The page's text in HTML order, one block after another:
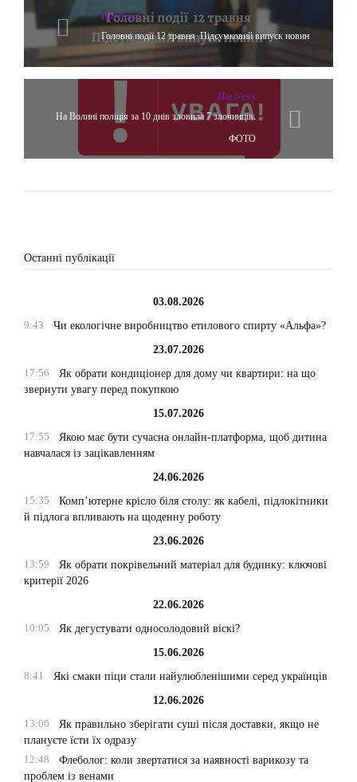
Hot News
Головні події 12 травня. Підсумковий випуск новин
Hot News
На Волині поліція за 10 днів зловила 7 злочинців.
ФОТО
Останні публікації
03.08.2026
9:43
Чи екологічне виробництво етилового спирту «Альфа»?
23.07.2026
17:56
Як обрати кондиціонер для дому чи квартири: на що
звернути увагу перед покупкою
15.07.2026
17:55
Якою має бути сучасна онлайн-платформа, щоб дитина
навчалася із зацікавленням
24.06.2026
15:35
Комп’ютерне крісло біля столу: як кабелі, підлокітники
й підлога впливають на щоденну роботу
23.06.2026
13:59
Як обрати покрівельний матеріал для будинку: ключові
критерії 2026
22.06.2026
10:05
Як дегустувати односолодовий віскі?
15.06.2026
8:41
Які смаки піци стали найулюбленішими серед українців
12.06.2026
13:00
Як правильно зберігати суші після доставки, якщо не
плануєте їсти їх одразу
12:48
Флеболог: коли звертатися за наявності варикозу та
проблем із венами